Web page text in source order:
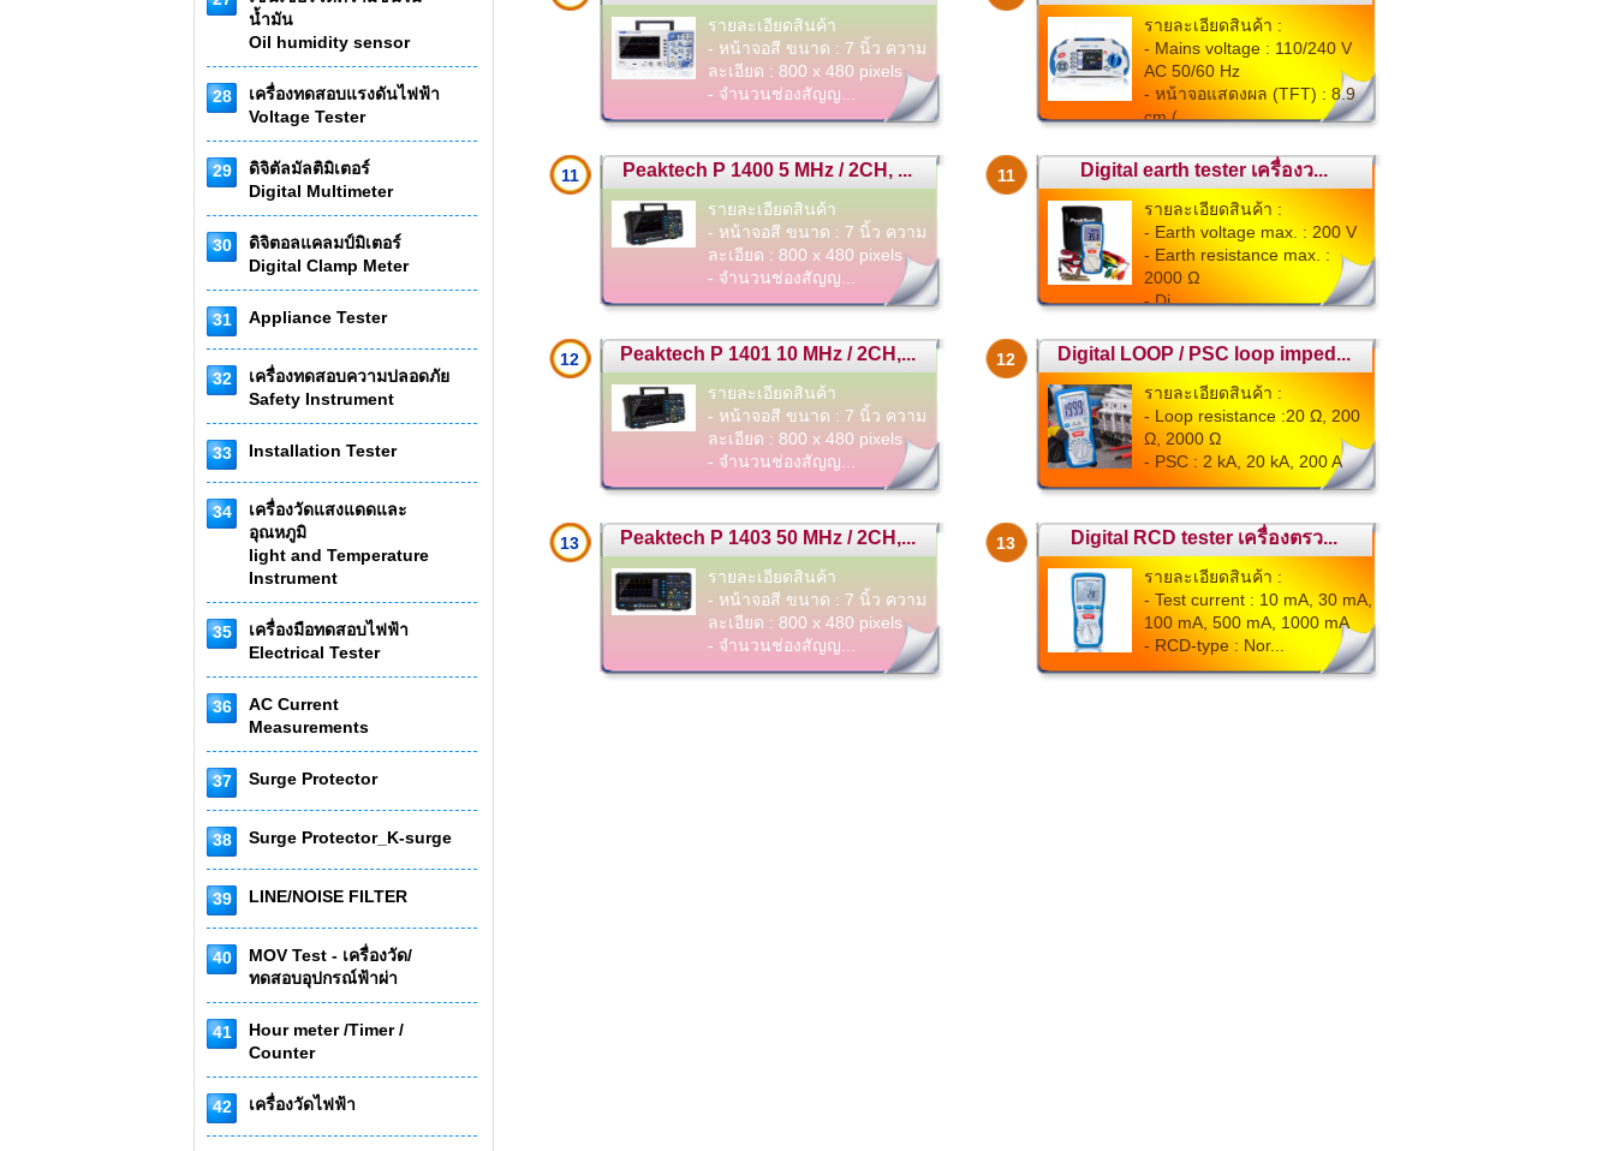
น้ำมัน
Oil humidity sensor
28
เครื่องทดสอบแรงดันไฟฟ้า
Voltage Tester
29
ดิจิตัลมัลติมิเตอร์
Digital Multimeter
30
ดิจิตอลแคลมป์มิเตอร์
Digital Clamp Meter
31 Appliance Tester
32
เครื่องทดสอบความปลอดภัย
Safety Instrument
33 Installation Tester
34
เครื่องวัดแสงแดดและ
อุณหภูมิ
light and Temperature
Instrument
35
เครื่องมือทดสอบไฟฟ้า
Electrical Tester
36
AC Current
Measurements
37 Surge Protector
38 Surge Protector_K-surge
39 LINE/NOISE FILTER
40
MOV Test - เครื่องวัด/
ทดสอบอุปกรณ์ฟ้าผ่า
41
Hour meter /Timer /
Counter
42 เครื่องวัดไฟฟ้า
รายละเอียดสินค้า
- หน้าจอสี ขนาด : 7 นิ้ว ความ
ละเอียด : 800 x 480 pixels
- จำนวนช่องสัญญ...
11 Peaktech P 1400 5 MHz / 2CH, ...
รายละเอียดสินค้า
- หน้าจอสี ขนาด : 7 นิ้ว ความ
ละเอียด : 800 x 480 pixels
- จำนวนช่องสัญญ...
12 Peaktech P 1401 10 MHz / 2CH,...
รายละเอียดสินค้า
- หน้าจอสี ขนาด : 7 นิ้ว ความ
ละเอียด : 800 x 480 pixels
- จำนวนช่องสัญญ...
13 Peaktech P 1403 50 MHz / 2CH,...
รายละเอียดสินค้า
- หน้าจอสี ขนาด : 7 นิ้ว ความ
ละเอียด : 800 x 480 pixels
- จำนวนช่องสัญญ...
รายละเอียดสินค้า :
- Mains voltage : 110/240 V
AC 50/60 Hz
- หน้าจอแสดงผล (TFT) : 8.9
cm (...
11 Digital earth tester เครื่องว...
รายละเอียดสินค้า :
- Earth voltage max. : 200 V
- Earth resistance max. :
2000 Ω
- Di...
12 Digital LOOP / PSC loop imped...
รายละเอียดสินค้า :
- Loop resistance :20 Ω, 200
Ω, 2000 Ω
- PSC : 2 kA, 20 kA, 200 A
...
13 Digital RCD tester เครื่องตรว...
รายละเอียดสินค้า :
- Test current : 10 mA, 30 mA,
100 mA, 500 mA, 1000 mA
- RCD-type : Nor...